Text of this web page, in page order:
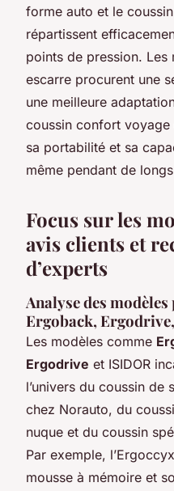
forme auto et le
répartissent
points de pression.
escarre procurent une
une meilleure
coussin confort
sa portabilité et sa
même pendant de
Focus sur les
avis clients et
d’experts
Analyse des
Ergoback,
Les modèles comme
Ergodrive et ISIDOR
l’univers du coussin de
chez Norauto, du
nuque et du coussin
Par exemple,
mousse à mémoire et